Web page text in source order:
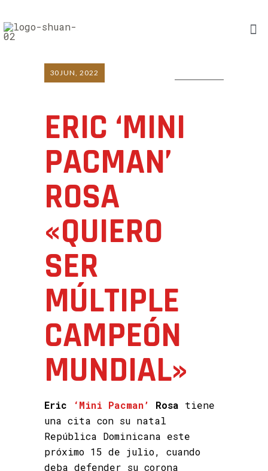
30JUN, 2022
ERIC ‘MINI
PACMAN’
ROSA
«QUIERO
SER
MÚLTIPLE
CAMPEÓN
MUNDIAL»
Eric ‘Mini Pacman’ Rosa tiene
una cita con su natal
República Dominicana este
próximo 15 de julio, cuando
deba defender su corona